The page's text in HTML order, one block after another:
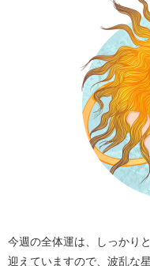
今週の全体運は、しっかり
迎えていますので、波乱な